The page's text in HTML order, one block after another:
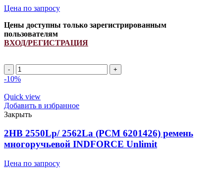
Цена по запросу
Цены доступны только зарегистрированным
пользователям
ВХОД/РЕГИСТРАЦИЯ
2HB
2245Lp/
(PCM
6201527)
ремень
многоручьевой
INDFORCE
Strongest
quantity
-10%
Quick view
Добавить в избранное
Закрыть
2HB 2550Lp/ 2562La (PCM 6201426) ремень
многоручьевой INDFORCE Unlimit
Цена по запросу